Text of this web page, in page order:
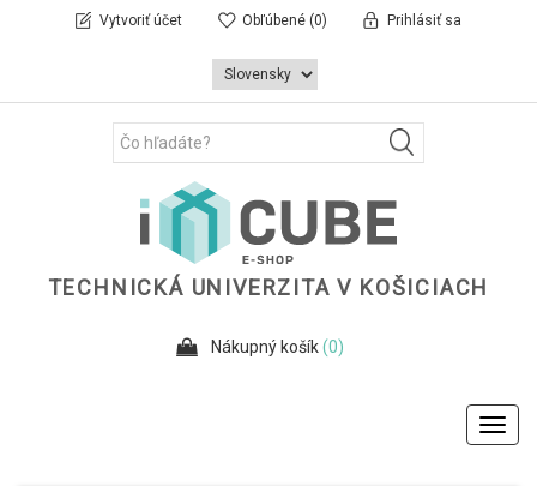
Vytvoriť účet Obľúbené (0) Prihlásiť sa
TECHNICKÁ UNIVERZITA V KOŠICIACH
Nákupný košík(0)